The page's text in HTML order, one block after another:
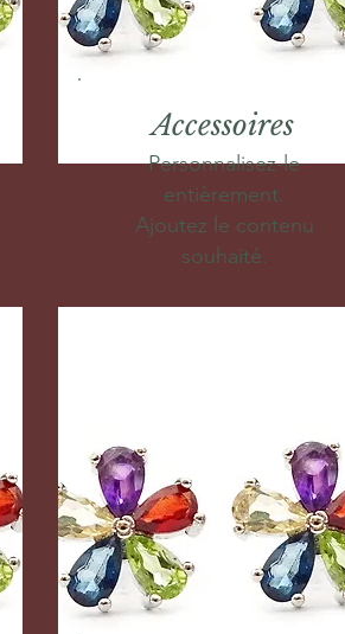
Accessoires
Personnalisez-le
entièrement.
Ajoutez le contenu
souhaité.